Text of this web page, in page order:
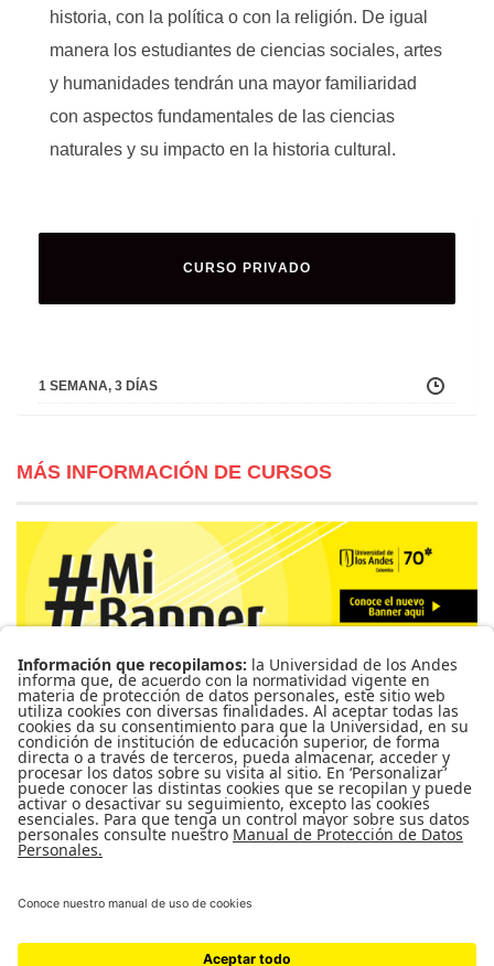
historia, con la política o con la religión. De igual
manera los estudiantes de ciencias sociales, artes
y humanidades tendrán una mayor familiaridad
con aspectos fundamentales de las ciencias
naturales y su impacto en la historia cultural.
CURSO PRIVADO
1 SEMANA, 3 DÍAS
MÁS INFORMACIÓN DE CURSOS
Para más información de cursos, horarios y cupos visite el
Sistema de Información Banner
Ir a Mi Banner